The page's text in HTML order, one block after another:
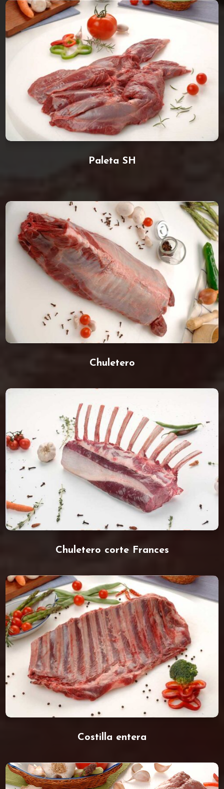
Paleta SH
Chuletero
Chuletero corte Frances
Costilla entera